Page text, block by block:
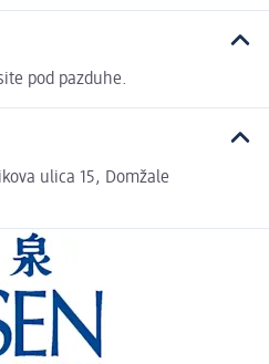
pod pazduhe.
ulica 15, Domžale